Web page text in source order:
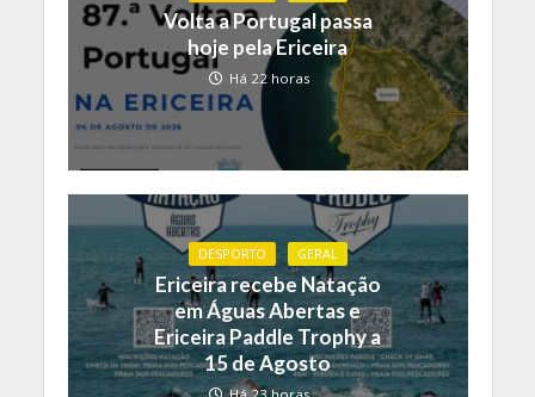
Volta a Portugal passa
hoje pela Ericeira
Há 22 horas
DESPORTO GERAL
Ericeira recebe Natação
em Águas Abertas e
Ericeira Paddle Trophy a
15 de Agosto